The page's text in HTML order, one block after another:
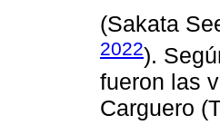
(Sakata
2022).
fueron las
Carguero